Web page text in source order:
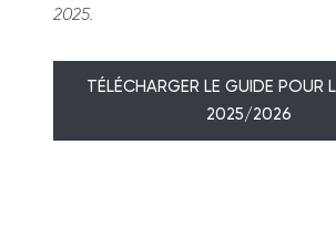
2025.
TÉLÉCHARGER LE GUIDE POUR
2025/2026